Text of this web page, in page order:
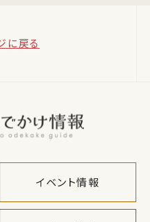
に戻る
イベント情報